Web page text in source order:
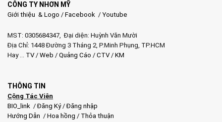
CÔNG TY NHƠN MỸ
Giới thiệu & Logo / Facebook / Youtube
MST: 0305684347, Đại diện: Huỳnh Văn Mười
Địa Chỉ: 1448 Đường 3 Tháng 2, P.Minh Phụng, TP.HCM
Hay … TV/ Web / Quảng Cáo / CTV/ KM
THÔNG TIN
Cộng Tác Viên
BIO_link /Đăng Ký/Đăng nhập
Hướng Dẫn / Hoa hồng / Thỏa thuận